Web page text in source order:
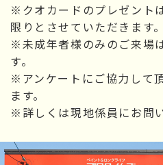
※クオカードのプレゼント
限りとさせていただきます。
※未成年者様のみのご来場
す。
※アンケートにご協力して
ます。
※詳しくは現地係員にお問